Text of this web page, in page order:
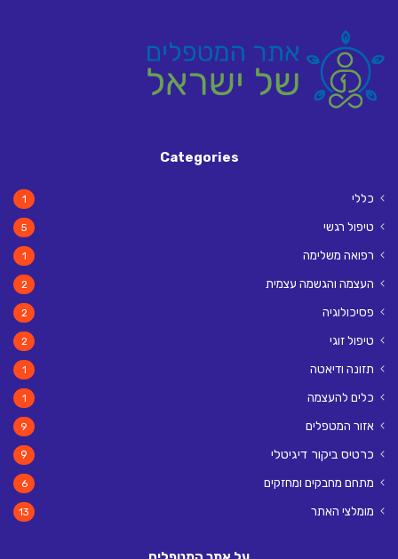
Categories
כללי 1
טיפול רגשי 5
רפואה משלימה 1
העצמה והגשמה עצמית 2
פסיכולוגיה 2
טיפול זוגי 2
תזונה ודיאטה 1
כלים להעצמה 1
אזור המטפלים 9
כרטיס ביקור דיגיטלי 9
מתחם מחבקים ומחזקים 6
מומלצי האתר 13